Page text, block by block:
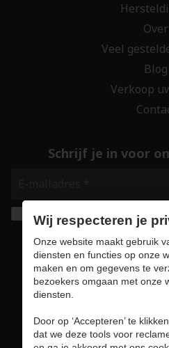
Over
Veel
Blog
Verkoop
Schrijf je in voor
Ik geef de toestemming
bewaren en verwerken
onzeprivacy statement. *
Wij respecteren je
Onze website maakt gebruik
diensten en functies op onze
maken en om gegevens te
bezoekers omgaan met onze
diensten.
Door op ‘Accepteren’ te
dat we deze tools voor